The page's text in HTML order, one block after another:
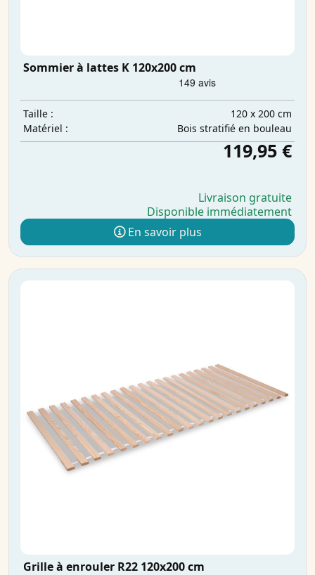
Sommier à lattes K 120x200 cm
Taille :
120 x 200 cm
Matériel :
Bois stratifié en bouleau
119,95 €
Livraison gratuite
Disponible immédiatement
En savoir plus
Grille à enrouler R22 120x200 cm